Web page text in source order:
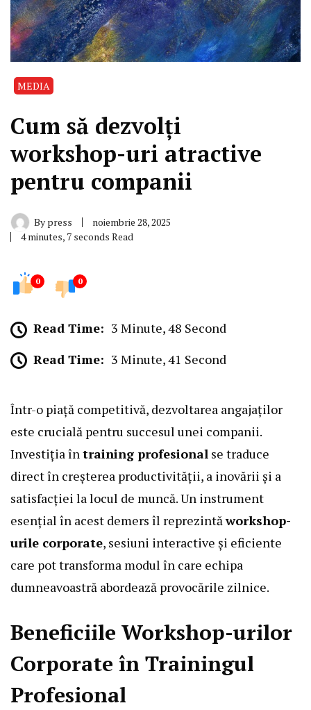
MEDIA
Cum să dezvolți
workshop-uri atractive
pentru companii
By press
noiembrie 28, 2025
4 minutes, 7 seconds Read
0 0
Read Time: 3 Minute, 48 Second
Read Time: 3 Minute, 41 Second
Într-o piață competitivă, dezvoltarea angajaților
este crucială pentru succesul unei companii.
Investiția întraining profesional se traduce
direct în creșterea productivității, a inovării și a
satisfacției la locul de muncă. Un instrument
esențial în acest demers îl reprezintăworkshop-
urile corporate, sesiuni interactive și eficiente
care pot transforma modul în care echipa
dumneavoastră abordează provocările zilnice.
Beneficiile Workshop-urilor
Corporate în Trainingul
Profesional